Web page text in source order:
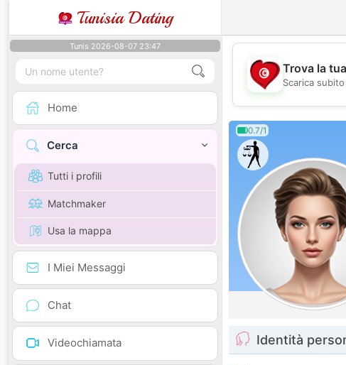
Tunisia Dating
Tunis 2026-08-07 23:47
Home
Cerca
Tutti i profili
Matchmaker
Usa la mappa
I Miei Messaggi
Chat
Videochiamata
Trova la
Scarica
0.7/1
Identità